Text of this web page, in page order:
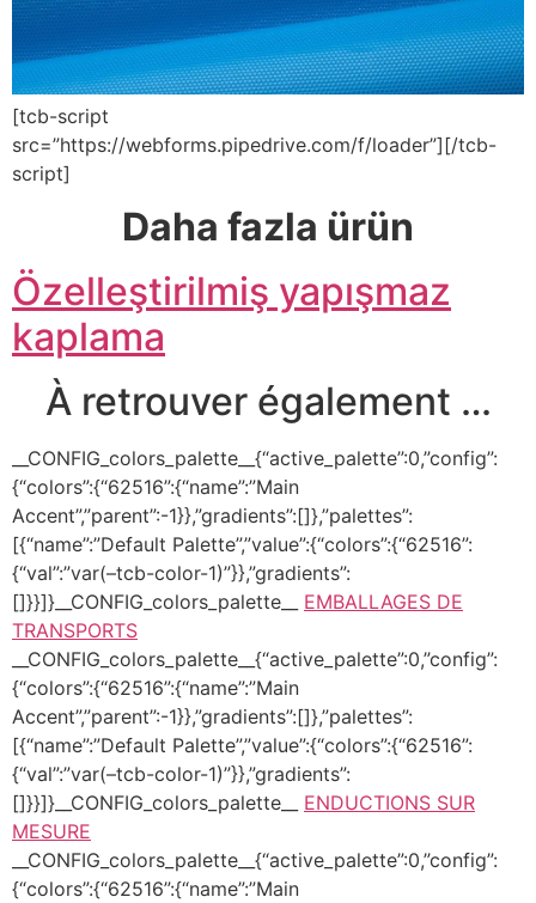
[tcb-script
src=”https://webforms.pipedrive.com/f/loader”][/tcb-
script]
Daha fazla ürün
Özelleştirilmiş yapışmaz
kaplama
À retrouver également …
__CONFIG_colors_palette__{“active_palette”:0,”config”:
{“colors”:{“62516”:{“name”:”Main
Accent”,”parent”:-1}},”gradients”:[]},”palettes”:
[{“name”:”Default Palette”,”value”:{“colors”:{“62516”:
{“val”:”var(–tcb-color-1)”}},”gradients”:
[]}}]}__CONFIG_colors_palette__ EMBALLAGES DE
TRANSPORTS
__CONFIG_colors_palette__{“active_palette”:0,”config”:
{“colors”:{“62516”:{“name”:”Main
Accent”,”parent”:-1}},”gradients”:[]},”palettes”:
[{“name”:”Default Palette”,”value”:{“colors”:{“62516”:
{“val”:”var(–tcb-color-1)”}},”gradients”:
[]}}]}__CONFIG_colors_palette__ ENDUCTIONS SUR
MESURE
__CONFIG_colors_palette__{“active_palette”:0,”config”:
{“colors”:{“62516”:{“name”:”Main